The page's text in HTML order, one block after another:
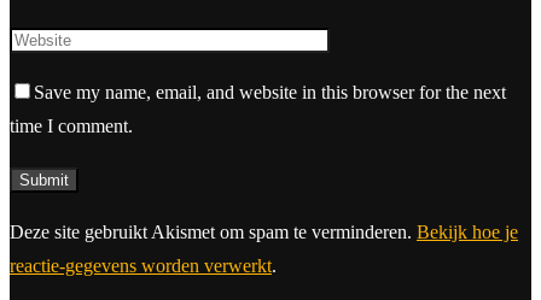
Save my name, email, and website in this browser for the next
time I comment.
Deze site gebruikt Akismet om spam te verminderen. Bekijk hoe je
reactie-gegevens worden verwerkt.